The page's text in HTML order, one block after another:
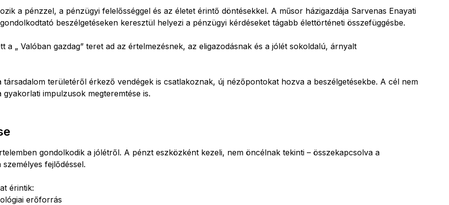
a pénzzel, a pénzügyi felelősséggel és az életet érintő döntésekkel. A műsor házigazdája Sarvenas Enayati
beszélgetéseken keresztül helyezi a pénzügyi kérdéseket tágabb élettörténeti összefüggésbe.
„ Valóban gazdag” teret ad az értelmezésnek, az eligazodásnak és a jólét sokoldalú, árnyalt
területéről érkező vendégek is csatlakoznak, új nézőpontokat hozva a beszélgetésekbe. A cél nem
impulzusok megteremtése is.
gondolkodik a jólétről. A pénzt eszközként kezeli, nem öncélnak tekinti – összekapcsolva a
fejlődéssel.
érintik:
erőforrás